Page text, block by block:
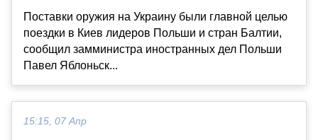
Поставки оружия на Украину были главной целью
поездки в Киев лидеров Польши и стран Балтии,
сообщил замминистра иностранных дел Польши
Павел Яблоньск...
15:15, 07 Апр